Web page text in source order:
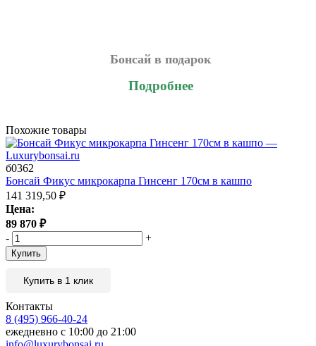
Бонсай в подарок
Подробнее
Похожие товары
б0362
Бонсай Фикус микрокарпа Гинсенг 170см в кашпо
141 319,50 ₽
Цена:
89 870 ₽
-
+
Купить
Купить в 1 клик
Контакты
8 (495) 966-40-24
ежедневно с 10:00 до 21:00